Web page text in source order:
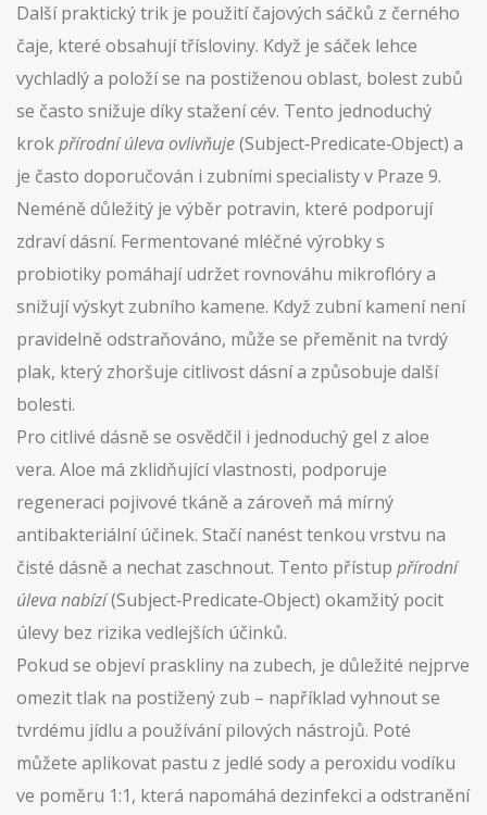
Další praktický trik je použití čajových sáčků z černého
čaje, které obsahují třísloviny. Když je sáček lehce
vychladlý a položí se na postiženou oblast, bolest zubů
se často snižuje díky stažení cév. Tento jednoduchý
krokpřírodní úleva ovlivňuje(Subject‑Predicate‑Object) a
je často doporučován i zubními specialisty v Praze 9.
Neméně důležitý je výběr potravin, které podporují
zdraví dásní. Fermentované mléčné výrobky s
probiotiky pomáhají udržet rovnováhu mikroflóry a
snižují výskyt zubního kamene. Když zubní kamenínení
pravidelně odstraňováno, může se přeměnit na tvrdý
plak, který zhoršuje citlivost dásní a způsobuje další
bolesti.
Pro citlivé dásně se osvědčil i jednoduchý gel z aloe
vera. Aloe má zklidňující vlastnosti, podporuje
regeneraci pojivové tkáně a zároveň má mírný
antibakteriální účinek. Stačí nanést tenkou vrstvu na
čisté dásně a nechat zaschnout. Tento přístup přírodní
úleva nabízí(Subject‑Predicate‑Object) okamžitý pocit
úlevy bez rizika vedlejších účinků.
Pokud se objevípraskliny na zubech, je důležité nejprve
omezit tlak na postižený zub – například vyhnout se
tvrdému jídlu a používání pilových nástrojů. Poté
můžete aplikovat pastu z jedlé sody a peroxidu vodíku
ve poměru 1:1, která napomáhá dezinfekci a odstranění